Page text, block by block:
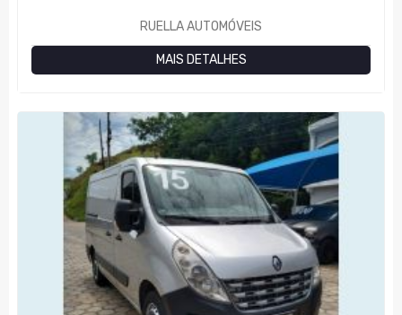
RUELLA AUTOMÓVEIS
MAIS DETALHES